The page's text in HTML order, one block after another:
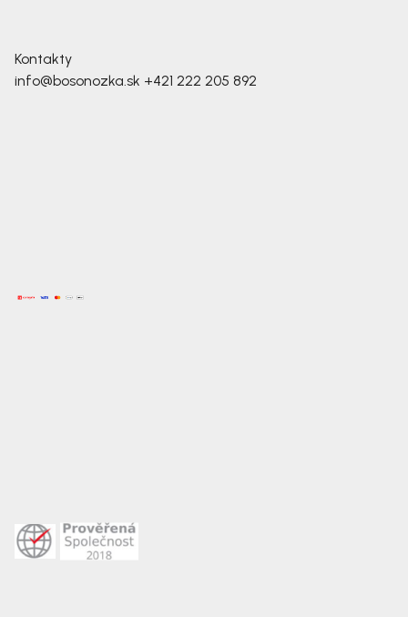
Kontakty
info@bosonozka.sk +421 222 205 892